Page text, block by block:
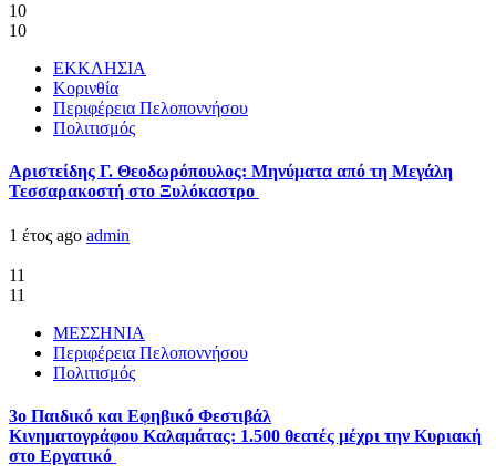
10
10
ΕΚΚΛΗΣΙΑ
Κορινθία
Περιφέρεια Πελοποννήσου
Πολιτισμός
Αριστείδης Γ. Θεοδωρόπουλος: Μηνύματα από τη Μεγάλη
Τεσσαρακοστή στο Ξυλόκαστρο
1 έτος ago admin
11
11
ΜΕΣΣΗΝΙΑ
Περιφέρεια Πελοποννήσου
Πολιτισμός
3ο Παιδικό και Εφηβικό Φεστιβάλ
Κινηματογράφου Καλαμάτας: 1.500 θεατές μέχρι την Κυριακή
στο Εργατικό